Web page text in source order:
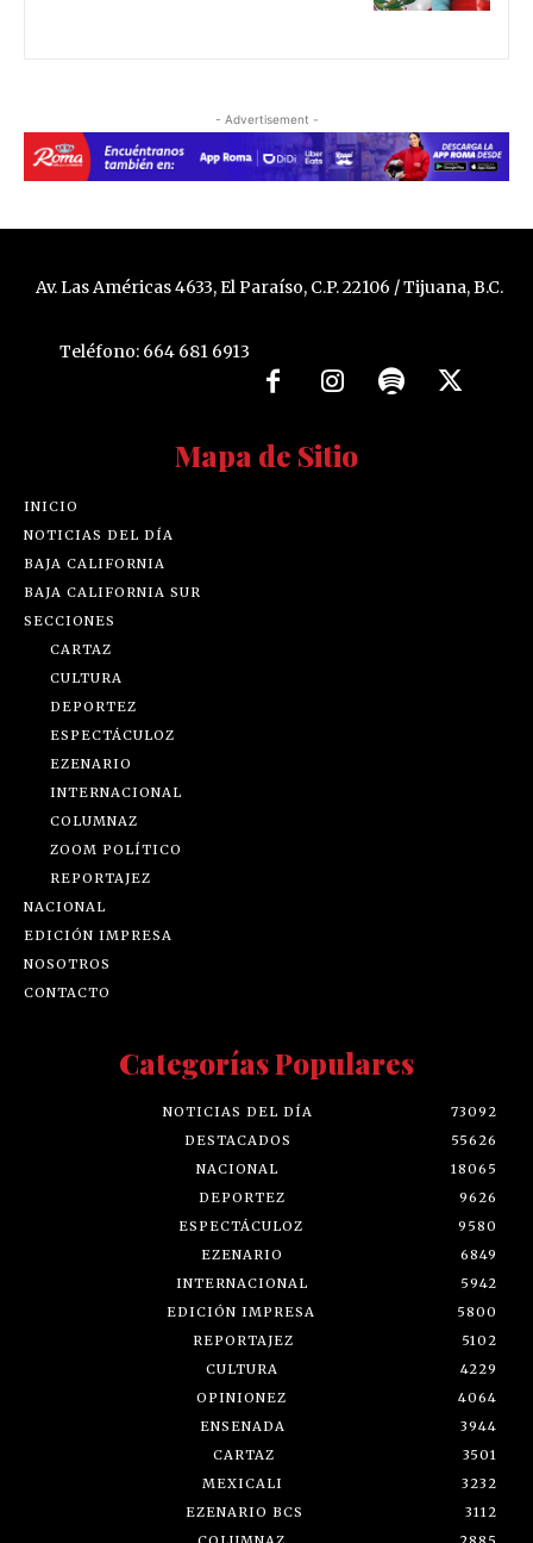
- Advertisement -
Av. Las Américas 4633, El Paraíso, C.P. 22106 / Tijuana, B.C.
Teléfono: 664 681 6913
Mapa de Sitio
INICIO
NOTICIAS DEL DÍA
BAJA CALIFORNIA
BAJA CALIFORNIA SUR
SECCIONES
CARTAZ
CULTURA
DEPORTEZ
ESPECTÁCULOZ
EZENARIO
INTERNACIONAL
COLUMNAZ
ZOOM POLÍTICO
REPORTAJEZ
NACIONAL
EDICIÓN IMPRESA
NOSOTROS
CONTACTO
Categorías Populares
NOTICIAS DEL DÍA
73092
DESTACADOS
55626
NACIONAL
18065
DEPORTEZ
9626
ESPECTÁCULOZ
9580
EZENARIO
6849
INTERNACIONAL
5942
EDICIÓN IMPRESA
5800
REPORTAJEZ
5102
CULTURA
4229
OPINIONEZ
4064
ENSENADA
3944
CARTAZ
3501
MEXICALI
3232
EZENARIO BCS
3112